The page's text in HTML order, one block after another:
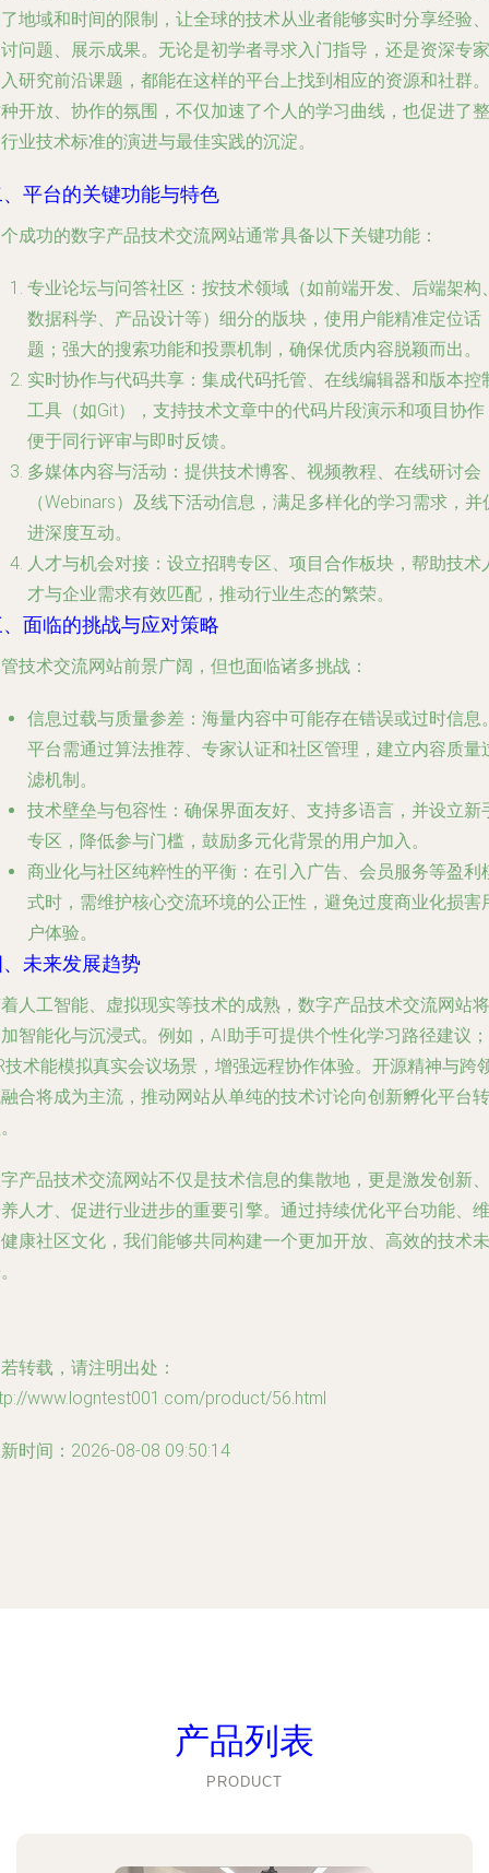
地域和时间的限制，让全球的技术从业者能够实时分享经验、
问题、展示成果。无论是初学者寻求入门指导，还是资深专家
研究前沿课题，都能在这样的平台上找到相应的资源和社群。
开放、协作的氛围，不仅加速了个人的学习曲线，也促进了整
业技术标准的演进与最佳实践的沉淀。
平台的关键功能与特色
成功的数字产品技术交流网站通常具备以下关键功能：
专业论坛与问答社区 ：按技术领域（如前端开发、后端架构
数据科学、产品设计等）细分的版块，使用户能精准定位话
题；强大的搜索功能和投票机制，确保优质内容脱颖而出。
实时协作与代码共享 ：集成代码托管、在线编辑器和版本控
工具（如Git），支持技术文章中的代码片段演示和项目协作
便于同行评审与即时反馈。
多媒体内容与活动 ：提供技术博客、视频教程、在线研讨会
（Webinars）及线下活动信息，满足多样化的学习需求，并
进深度互动。
人才与机会对接 ：设立招聘专区、项目合作板块，帮助技术
才与企业需求有效匹配，推动行业生态的繁荣。
面临的挑战与应对策略
技术交流网站前景广阔，但也面临诸多挑战：
信息过载与质量参差 ：海量内容中可能存在错误或过时信息
平台需通过算法推荐、专家认证和社区管理，建立内容质量
滤机制。
技术壁垒与包容性 ：确保界面友好、支持多语言，并设立新
专区，降低参与门槛，鼓励多元化背景的用户加入。
商业化与社区纯粹性的平衡 ：在引入广告、会员服务等盈利
式时，需维护核心交流环境的公正性，避免过度商业化损害
户体验。
未来发展趋势
人工智能、虚拟现实等技术的成熟，数字产品技术交流网站将
智能化与沉浸式。例如，AI助手可提供个性化学习路径建议；
技术能模拟真实会议场景，增强远程协作体验。开源精神与跨
合将成为主流，推动网站从单纯的技术讨论向创新孵化平台转
产品技术交流网站不仅是技术信息的集散地，更是激发创新、
人才、促进行业进步的重要引擎。通过持续优化平台功能、维
康社区文化，我们能够共同构建一个更加开放、高效的技术未
转载，请注明出处：
www.logntest001.com/product/56.html
时间：2026-08-08 09:50:14
产品列表
PRODUCT